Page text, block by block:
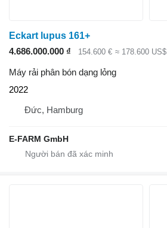
Eckart lupus 161+
4.686.000.000 ₫
154.600 € ≈ 178.600 US$
Máy rải phân bón dạng lỏng
2022
Đức, Hamburg
E-FARM GmbH